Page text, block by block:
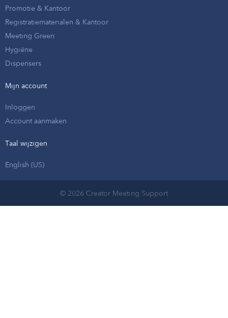
Promotie & Kantoor
Registratiematerialen & Kantoor
Meeting Green
Hygiëne
Dispensers
Mijn account
Inloggen
Account aanmaken
Taal wijzigen
English (US)
© 2026 Creator Meeting Support